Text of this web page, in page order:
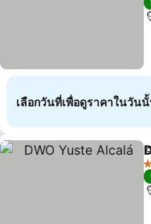
เลือกวันที่เพื่อดูราคาในวัน